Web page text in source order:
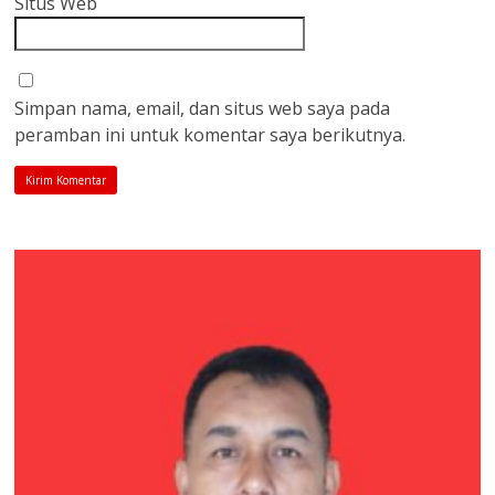
Simpan nama, email, dan situs web saya pada
peramban ini untuk komentar saya berikutnya.